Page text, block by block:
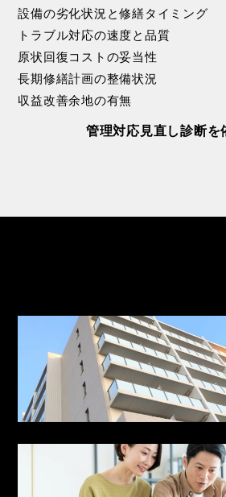
設備の劣化状況 と修繕タ イ ミ ング
ト ラ ブル対応の速度と 品質
原状回復コ ス ト の妥当性
長期修繕計画の整備状況
収益改善余地の有無
管理対応見直し診断を